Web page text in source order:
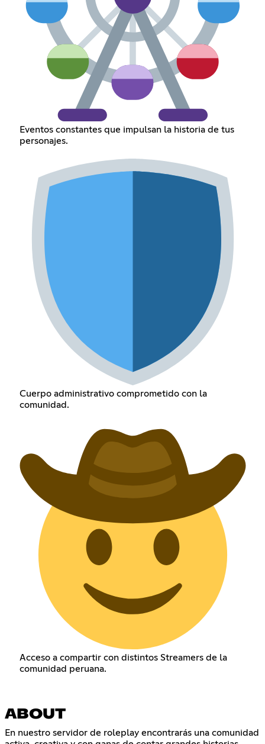
Eventos constantes que impulsan la historia de tus
personajes.
Cuerpo administrativo comprometido con la
comunidad.
Acceso a compartir con distintos Streamers de la
comunidad peruana.
ABOUT
En nuestro servidor de roleplay encontrarás una comunidad